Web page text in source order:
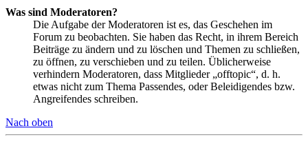
Was sind Moderatoren?
Die Aufgabe der Moderatoren ist es, das Geschehen im
Forum zu beobachten. Sie haben das Recht, in ihrem Bereich
Beiträge zu ändern und zu löschen und Themen zu schließen,
zu öffnen, zu verschieben und zu teilen. Üblicherweise
verhindern Moderatoren, dass Mitglieder „offtopic“, d. h.
etwas nicht zum Thema Passendes, oder Beleidigendes bzw.
Angreifendes schreiben.
Nach oben